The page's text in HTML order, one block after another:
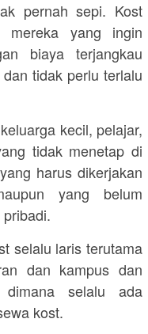
pernah sepi. Kost
mereka yang ingin
biaya terjangkau
tidak perlu terlalu
kecil, pelajar,
tidak menetap di
harus dikerjakan
yang belum
selalu laris terutama
dan kampus dan
selalu ada
kost.